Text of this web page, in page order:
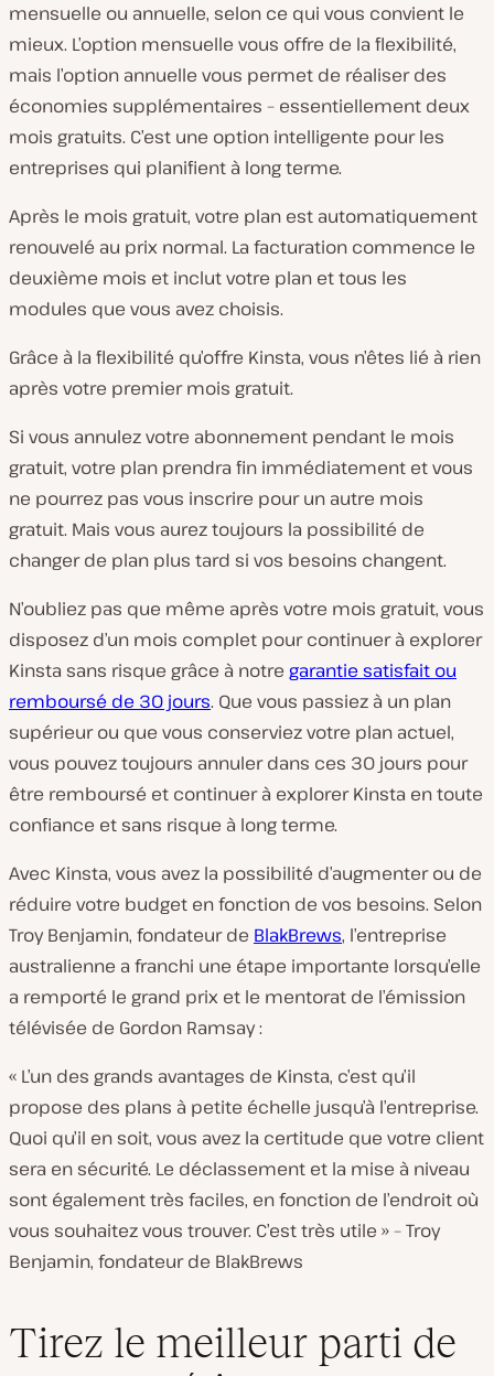
mensuelle ou annuelle, selon ce qui vous convient le
mieux. L’option mensuelle vous offre de la flexibilité,
mais l’option annuelle vous permet de réaliser des
économies supplémentaires – essentiellement deux
mois gratuits. C’est une option intelligente pour les
entreprises qui planifient à long terme.
Après le mois gratuit, votre plan est automatiquement
renouvelé au prix normal. La facturation commence le
deuxième mois et inclut votre plan et tous les
modules que vous avez choisis.
Grâce à la flexibilité qu’offre Kinsta, vous n’êtes lié à rien
après votre premier mois gratuit.
Si vous annulez votre abonnement pendant le mois
gratuit, votre plan prendra fin immédiatement et vous
ne pourrez pas vous inscrire pour un autre mois
gratuit. Mais vous aurez toujours la possibilité de
changer de plan plus tard si vos besoins changent.
N’oubliez pas que même après votre mois gratuit, vous
disposez d’un mois complet pour continuer à explorer
Kinsta sans risque grâce à notre garantie satisfait ou
remboursé de 30 jours. Que vous passiez à un plan
supérieur ou que vous conserviez votre plan actuel,
vous pouvez toujours annuler dans ces 30 jours pour
être remboursé et continuer à explorer Kinsta en toute
confiance et sans risque à long terme.
Avec Kinsta, vous avez la possibilité d’augmenter ou de
réduire votre budget en fonction de vos besoins. Selon
Troy Benjamin, fondateur de BlakBrews, l’entreprise
australienne a franchi une étape importante lorsqu’elle
a remporté le grand prix et le mentorat de l’émission
télévisée de Gordon Ramsay :
« L’un des grands avantages de Kinsta, c’est qu’il
propose des plans à petite échelle jusqu’à l’entreprise.
Quoi qu’il en soit, vous avez la certitude que votre client
sera en sécurité. Le déclassement et la mise à niveau
sont également très faciles, en fonction de l’endroit où
vous souhaitez vous trouver. C’est très utile » – Troy
Benjamin, fondateur de BlakBrews
Tirez le meilleur parti de